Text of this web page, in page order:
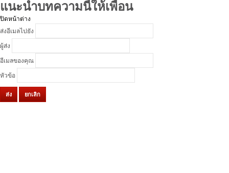
แนะนำบทความนี้ให้เพื่อน
ปิดหน้าต่าง
ส่งอีเมลไปยัง
ผู้ส่ง
อีเมลของคุณ
หัวข้อ
ส่ง ยกเลิก